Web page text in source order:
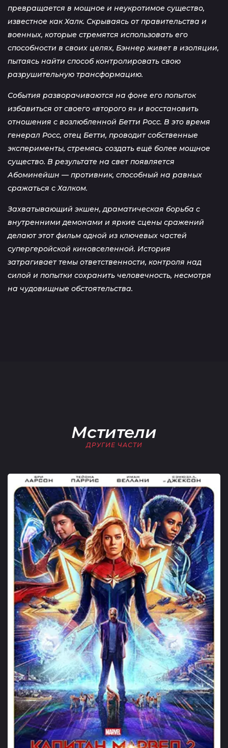
превращается в мощное и неукротимое существо,
известное как Халк. Скрываясь от правительства и
военных, которые стремятся использовать его
способности в своих целях, Бэннер живет в изоляции,
пытаясь найти способ контролировать свою
разрушительную трансформацию.
События разворачиваются на фоне его попыток
избавиться от своего «второго я» и восстановить
отношения с возлюбленной Бетти Росс. В это время
генерал Росс, отец Бетти, проводит собственные
эксперименты, стремясь создать ещё более мощное
существо. В результате на свет появляется
Абоминейшн — противник, способный на равных
сражаться с Халком.
Захватывающий экшен, драматическая борьба с
внутренними демонами и яркие сцены сражений
делают этот фильм одной из ключевых частей
супергеройской киновселенной. История
затрагивает темы ответственности, контроля над
силой и попытки сохранить человечность, несмотря
на чудовищные обстоятельства.
Мстители
ДРУГИЕ ЧАСТИ